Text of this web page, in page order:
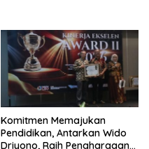
Komitmen Memajukan
Pendidikan, Antarkan Wido
Driyono, Raih Penghargaan